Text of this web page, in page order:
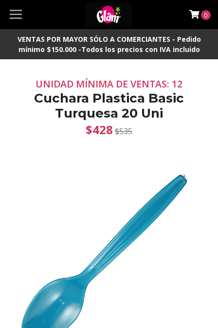
VENTAS POR MAYOR SÓLO A COMERCIANTES - Pedido
mínimo $150.000 -Todos los precios con IVA incluido
0
UNIDAD MÍNIMA DE VENTAS: 12
Cuchara Plastica Basic
Turquesa 20 Uni
$428 $535